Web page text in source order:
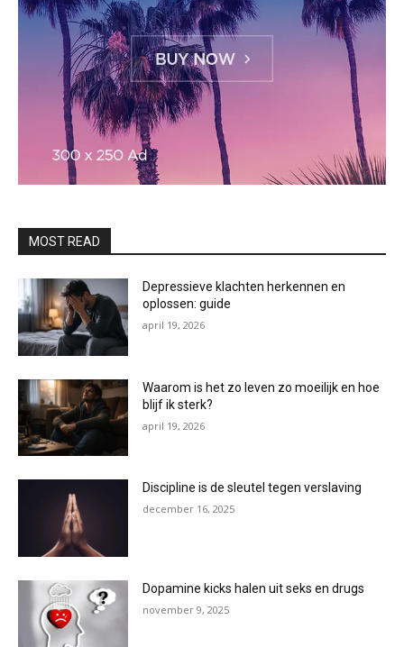
MOST READ
Depressieve klachten herkennen en
oplossen: guide
april 19, 2026
Waarom is het zo leven zo moeilijk en hoe
blijf ik sterk?
april 19, 2026
Discipline is de sleutel tegen verslaving
december 16, 2025
Dopamine kicks halen uit seks en drugs
november 9, 2025